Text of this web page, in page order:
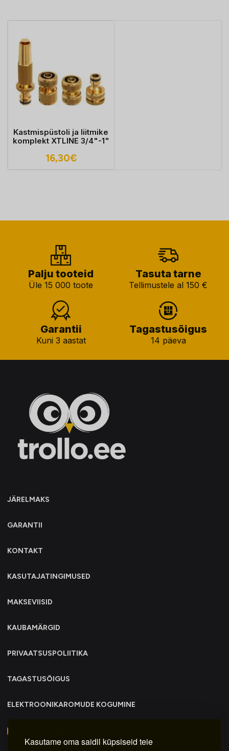
Kasutame oma saidil küpsiseid teie
Kastmispüstoli ja liitmike
komplekt XTLINE 3/4"-1"
16,30€
Palju tooteid
Üle 15 000 toote
Tasuta tarne
Tellimustele al 150 €
Garantii
Kuni 3 aastat
Tagastusõigus
14 päeva
JÄRELMAKS
GARANTII
KONTAKT
KASUTAJATINGIMUSED
MAKSEVIISID
KAUBAMÄRGID
PRIVAATSUSPOLIITIKA
TAGASTUSÕIGUS
ELEKTROONIKAROMUDE KOGUMINE